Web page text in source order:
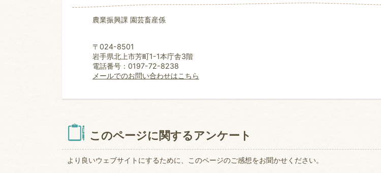
農業振興課 園芸畜産係
〒024-8501
岩手県北上市芳町1-1本庁舎3階
電話番号：0197-72-8238
メールでのお問い合わせはこちら
このページに関するアンケート
より良いウェブサイトにするために、このページのご感想をお聞かせください。